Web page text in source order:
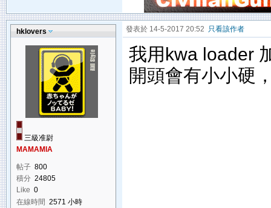
hklovers
三級准尉
MAMAMIA
帖子 800
積分 24805
Like 0
在線時間 2571 小時
發表於 14-5-2017 20:52 只看該作者
我用kwa loader
開頭會有小小硬